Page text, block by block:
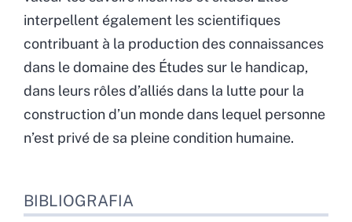
interpellent également les scientifiques
contribuant à la production des connaissances
dans le domaine des Études sur le handicap,
dans leurs rôles d’alliés dans la lutte pour la
construction d’un monde dans lequel personne
n’est privé de sa pleine condition humaine.
BIBLIOGRAFIA